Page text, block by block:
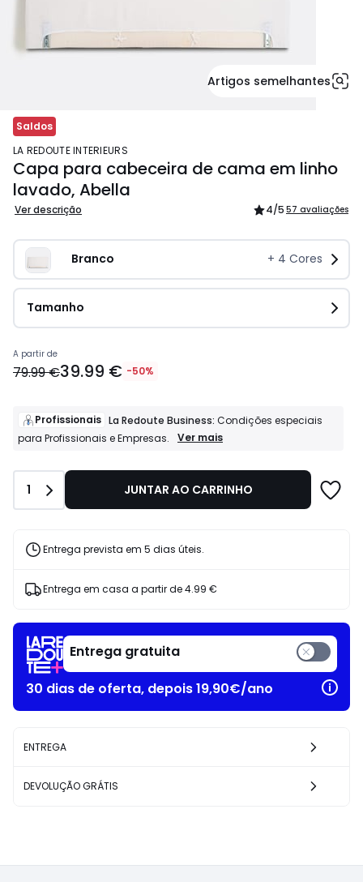
Artigos semelhantes
Saldos
LA REDOUTE INTERIEURS
Capa para cabeceira de cama em linho
lavado, Abella
Ver descrição 4/5 57 avaliações
Branco + 4 Cores
Tamanho
Preço
a
39.99
€
vez
de
aplicado.
A partir de
79.99 €39.99 € -50%
Profissionais La Redoute Business: Condições especiais
para Profissionais e Empresas.
Profissionais
Condições
e
Ver mais
Quantidade
1 JUNTAR AO CARRINHO
Entrega prevista em 5 dias úteis.
Entrega em casa a partir de4.99 €
Entrega gratuita
30 dias de oferta, depois 19,90€/ano
ENTREGA
DEVOLUÇÃO GRÁTIS